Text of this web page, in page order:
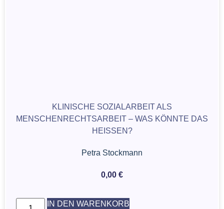
KLINISCHE SOZIALARBEIT ALS
MENSCHENRECHTSARBEIT – WAS KÖNNTE DAS
HEISSEN?
Petra Stockmann
0,00 €
IN DEN WARENKORB